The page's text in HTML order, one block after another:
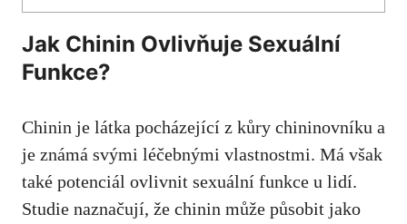
Jak Chinin Ovlivňuje Sexuální
Funkce?
Chinin je látka pocházející z kůry chininovníku a
je známá svými léčebnými vlastnostmi. Má však
také potenciál ovlivnit sexuální funkce u lidí.
Studie naznačují, že chinin může působit jako